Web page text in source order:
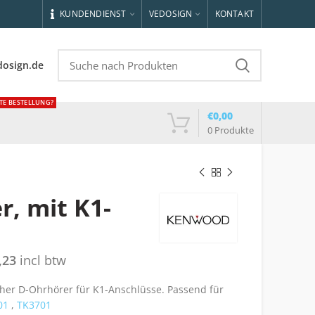
KUNDENDIENST VEDOSIGN KONTAKT
BESTELLUNG?
0 Produkte
€0,00
mit K1-
incl btw
D-Ohrhörer für K1-Anschlüsse. Passend für
, TK3701